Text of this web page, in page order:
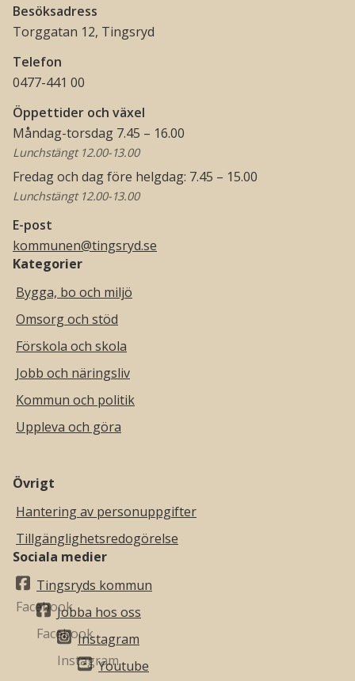
Besöksadress
Torggatan 12, Tingsryd
Telefon
0477-441 00
Öppettider och växel
Måndag-torsdag 7.45 – 16.00
Lunchstängt 12.00-13.00
Fredag och dag före helgdag: 7.45 – 15.00
Lunchstängt 12.00-13.00
E-post
kommunen@tingsryd.se
Kategorier
Bygga, bo och miljö
Omsorg och stöd
Förskola och skola
Jobb och näringsliv
Kommun och politik
Uppleva och göra
Övrigt
Hantering av personuppgifter
Tillgänglighetsredogörelse
Sociala medier
Tingsryds kommun
Jobba hos oss
Instagram
Youtube